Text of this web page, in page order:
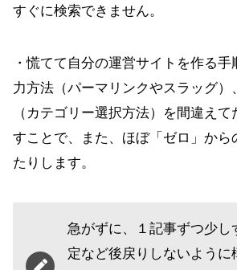
すぐに検索できません。
・慌てて自分の運営サイトを作る手
力方法（パーマリンクやスラッグ）
（カテゴリー選択方法）を間違え
すことで、また、ほぼ「ゼロ」から
たりします。
急がずに、１記事ずつ少し
定など後戻りしないように